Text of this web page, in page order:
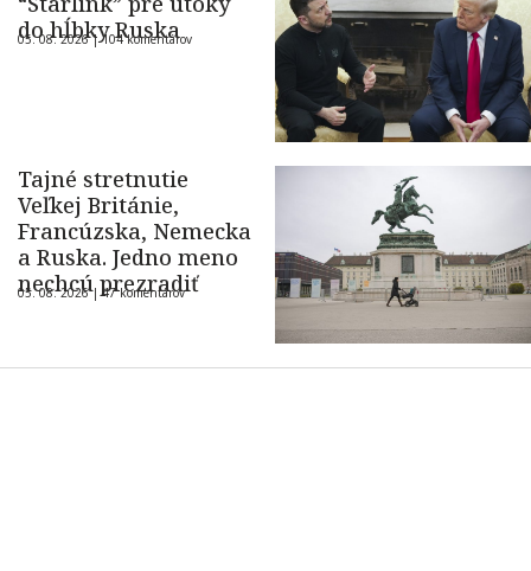
do hĺbky Ruska
05. 08. 2026 |104 komentárov
Tajné stretnutie
Veľkej Británie,
Francúzska, Nemecka
a Ruska. Jedno meno
nechcú prezradiť
05. 08. 2026 |47 komentárov